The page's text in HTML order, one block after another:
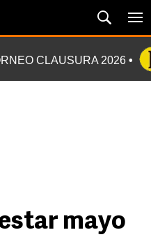
CLAUSURA 2026
mayo